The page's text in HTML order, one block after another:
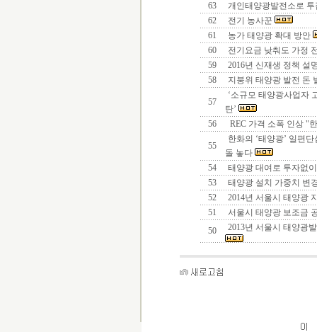
63
개인태양광발전소로
62
전기 농사꾼
61
농가 태양광 확대 방안
60
전기요금 낮춰도 가정
59
2016년 신재생 정책 설
58
지붕위 태양광 발전 돈
57
‘소규모 태양광사업자
탄’
56
REC 가격 소폭 인상 "
55
한화의 ‘태양광’ 일편
돌 놓다
54
태양광 대여로 투자없
53
태양광 설치 가중치 변
52
2014년 서울시 태양광
51
서울시 태양광 보조금
50
2013년 서울시 태양광